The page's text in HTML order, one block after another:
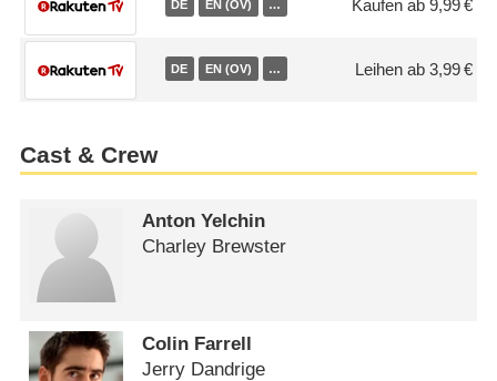
DE EN (OV) … Kaufen ab 9,99 €
DE EN (OV) … Leihen ab 3,99 €
Cast & Crew
Anton Yelchin
Charley Brewster
Colin Farrell
Jerry Dandrige